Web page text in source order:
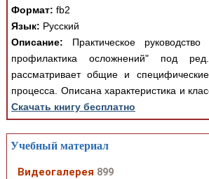
Формат: fb2
Язык: Русский
Описание: Практическое
профилактика осложнений" под
рассматривает общие и
процесса. Описана характеристика и
Скачать книгу бесплатно
Учебный материал
Видеогалерея 899